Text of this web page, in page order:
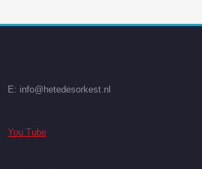
E: info@hetedesorkest.nl
You Tube